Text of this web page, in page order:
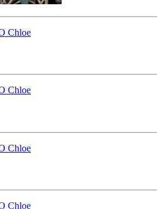
Chloe
Chloe
Chloe
Chloe